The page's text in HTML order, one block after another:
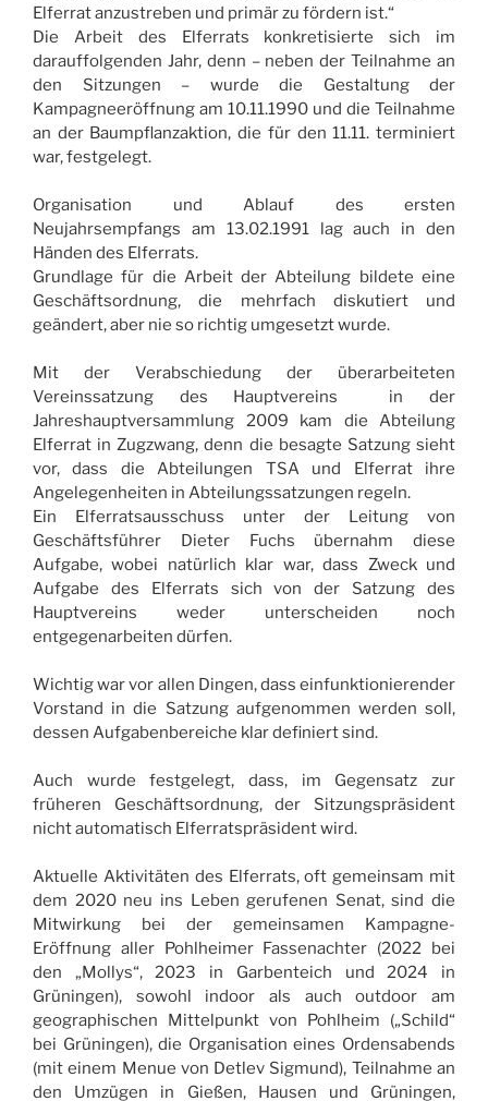
Elferrat anzustreben und primär zu fördern ist.“
Die Arbeit des Elferrats konkretisierte sich im
darauffolgenden Jahr, denn – neben der Teilnahme an
den Sitzungen – wurde die Gestaltung der
Kampagneeröffnung am 10.11.1990 und die Teilnahme
an der Baumpflanzaktion, die für den 11.11. terminiert
war, festgelegt.
Organisation und Ablauf des ersten
Neujahrsempfangs am 13.02.1991 lag auch in den
Händen des Elferrats.
Grundlage für die Arbeit der Abteilung bildete eine
Geschäftsordnung, die mehrfach diskutiert und
geändert, aber nie so richtig umgesetzt wurde.
Mit der Verabschiedung der überarbeiteten
Vereinssatzung des Hauptvereins in der
Jahreshauptversammlung 2009 kam die Abteilung
Elferrat in Zugzwang, denn die besagte Satzung sieht
vor, dass die Abteilungen TSA und Elferrat ihre
Angelegenheiten in Abteilungssatzungen regeln.
Ein Elferratsausschuss unter der Leitung von
Geschäftsführer Dieter Fuchs übernahm diese
Aufgabe, wobei natürlich klar war, dass Zweck und
Aufgabe des Elferrats sich von der Satzung des
Hauptvereins weder unterscheiden noch
entgegenarbeiten dürfen.
Wichtig war vor allen Dingen, dass einfunktionierender
Vorstand in die Satzung aufgenommen werden soll,
dessen Aufgabenbereiche klar definiert sind.
Auch wurde festgelegt, dass, im Gegensatz zur
früheren Geschäftsordnung, der Sitzungspräsident
nicht automatisch Elferratspräsident wird.
Aktuelle Aktivitäten des Elferrats, oft gemeinsam mit
dem 2020 neu ins Leben gerufenen Senat, sind die
Mitwirkung bei der gemeinsamen Kampagne-
Eröffnung aller Pohlheimer Fassenachter (2022 bei
den „Mollys“, 2023 in Garbenteich und 2024 in
Grüningen), sowohl indoor als auch outdoor am
geographischen Mittelpunkt von Pohlheim („Schild“
bei Grüningen), die Organisation eines Ordensabends
(mit einem Menue von Detlev Sigmund), Teilnahme an
den Umzügen in Gießen, Hausen und Grüningen,